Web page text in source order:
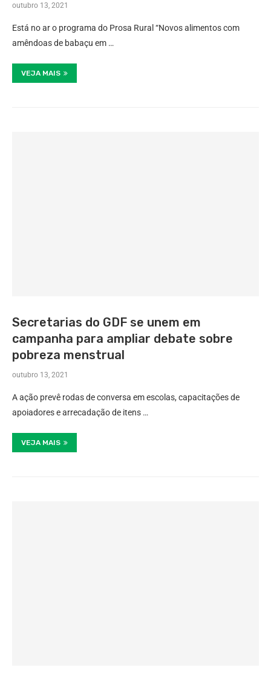
outubro 13, 2021
Está no ar o programa do Prosa Rural “Novos alimentos com
amêndoas de babaçu em …
VEJA MAIS
Secretarias do GDF se unem em
campanha para ampliar debate sobre
pobreza menstrual
outubro 13, 2021
A ação prevê rodas de conversa em escolas, capacitações de
apoiadores e arrecadação de itens …
VEJA MAIS